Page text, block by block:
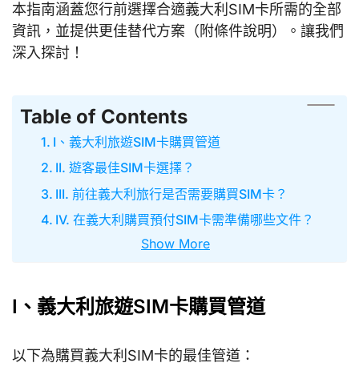
本指南涵蓋您行前選擇合適義大利SIM卡所需的全部
資訊，並提供更佳替代方案（附條件說明）。讓我們
深入探討！
Table of Contents
I、義大利旅遊SIM卡購買管道
II. 遊客最佳SIM卡選擇？
III. 前往義大利旅行是否需要購買SIM卡？
IV. 在義大利購買預付SIM卡需準備哪些文件？
Show More
I、義大利旅遊SIM卡購買管道
以下為購買義大利SIM卡的最佳管道：